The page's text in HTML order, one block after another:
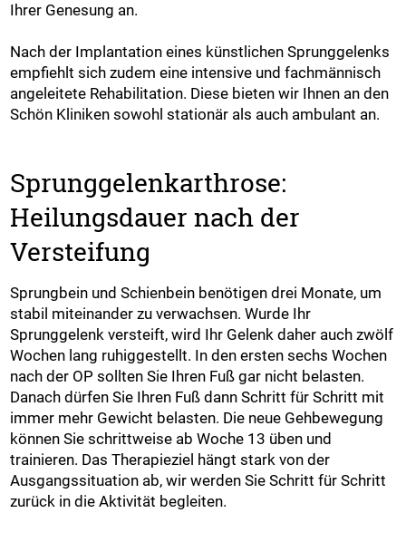
Ihrer Genesung an.
Nach der Implantation eines künstlichen Sprunggelenks
empfiehlt sich zudem eine intensive und fachmännisch
angeleitete Rehabilitation. Diese bieten wir Ihnen an den
Schön Kliniken sowohl stationär als auch ambulant an.
Sprunggelenkarthrose:
Heilungsdauer nach der
Versteifung
Sprungbein und Schienbein benötigen drei Monate, um
stabil miteinander zu verwachsen. Wurde Ihr
Sprunggelenk versteift, wird Ihr Gelenk daher auch zwölf
Wochen lang ruhiggestellt. In den ersten sechs Wochen
nach der OP sollten Sie Ihren Fuß gar nicht belasten.
Danach dürfen Sie Ihren Fuß dann Schritt für Schritt mit
immer mehr Gewicht belasten. Die neue Gehbewegung
können Sie schrittweise ab Woche 13 üben und
trainieren. Das Therapieziel hängt stark von der
Ausgangssituation ab, wir werden Sie Schritt für Schritt
zurück in die Aktivität begleiten.